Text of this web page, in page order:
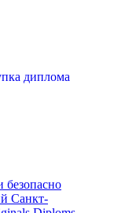
диплома
безопасно
Санкт-